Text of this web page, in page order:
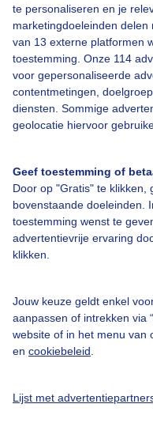
te personaliseren en je
marketingdoeleinden
van 13 externe platformen
toestemming. Onze 114
voor gepersonaliseerde
contentmetingen,
diensten. Sommige
geolocatie hiervoor
Geef toestemming of
Door op "Gratis" te klikken,
bovenstaande doeleinden.
toestemming wenst te
advertentievrije ervaring
klikken.
Jouw keuze geldt enkel
aanpassen of intrekken via
website of in het menu van
en cookiebeleid
Lijst met
Over Buienradar
Bedrijfsgegevens
Veelgestelde vragen
Contact
Adverteren
Buienradar Team
Privacy beleid
Privacy instellingen
Gratis weerdata
Buienradar